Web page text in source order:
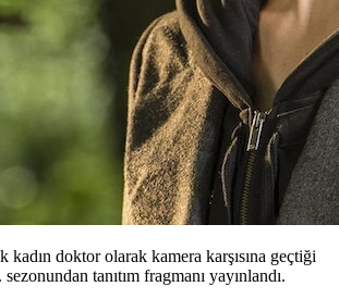
kadın doktor olarak kamera karşısına geçtiği
tanıtım fragmanı yayınlandı.